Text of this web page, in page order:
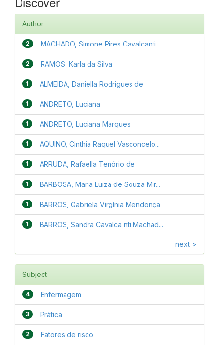
Author
2 MACHADO, Simone Pires Cavalcanti
2 RAMOS, Karla da Silva
1 ALMEIDA, Daniella Rodrigues de
1 ANDRETO, Luciana
1 ANDRETO, Luciana Marques
1 AQUINO, Cinthia Raquel Vasconcelo...
1 ARRUDA, Rafaella Tenório de
1 BARBOSA, Maria Luiza de Souza Mir...
1 BARROS, Gabriela Virgínia Mendonça
1 BARROS, Sandra Cavalca nti Machad...
next >
Subject
4 Enfermagem
3 Prática
2 Fatores de risco